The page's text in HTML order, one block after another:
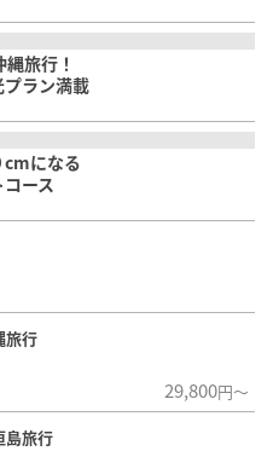
縄旅行！
ラン満載
cmになる
ース
旅行
29,800円～
島旅行